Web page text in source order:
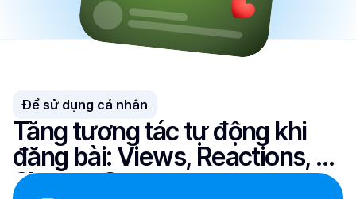
Để sử dụng cá nhân
Tăng tương tác tự động khi
đăng bài: Views, Reactions,
Shares, Comments,...